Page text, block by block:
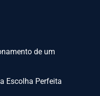
de um
Escolha Perfeita